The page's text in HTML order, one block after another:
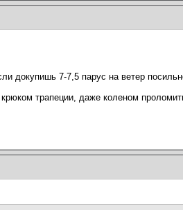
докупишь 7-7,5 парус на ветер
трапеции, даже коленом